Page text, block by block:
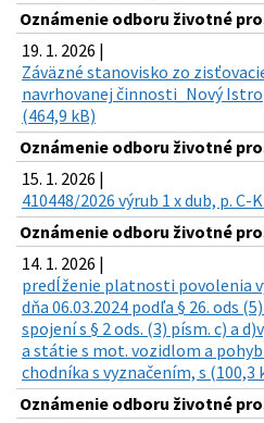
Oznámenie odboru životné
19. 1. 2026 |
Záväzné stanovisko zo
navrhovanej činnosti_Nový
(464,9 kB)
Oznámenie odboru životné
15. 1. 2026 |
410448/2026 výrub 1 x dub, p. C-
Oznámenie odboru životné
14. 1. 2026 |
predĺženie platnosti povolenia
dňa 06.03.2024 podľa § 26. ods
spojení s § 2 ods. (3) písm. c) a
a státie s mot. vozidlom a
chodníka s vyznačením, s (100,3
Oznámenie odboru životné